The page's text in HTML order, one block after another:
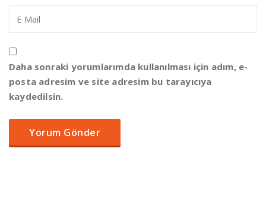
Daha sonraki yorumlarımda kullanılması için adım, e-
posta adresim ve site adresim bu tarayıcıya
kaydedilsin.